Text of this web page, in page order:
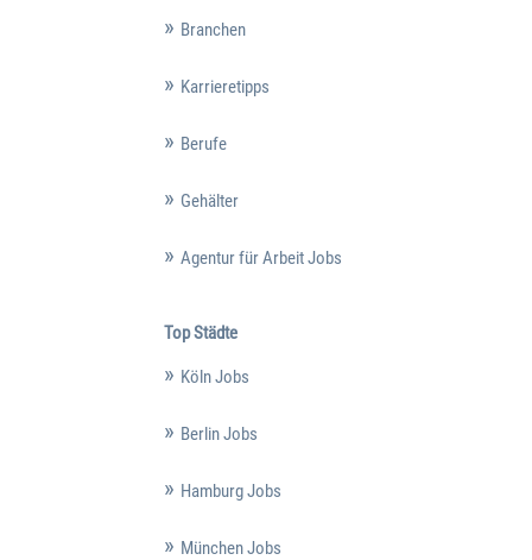
Branchen
Karrieretipps
Berufe
Gehälter
Agentur für Arbeit Jobs
Top Städte
Köln Jobs
Berlin Jobs
Hamburg Jobs
München Jobs